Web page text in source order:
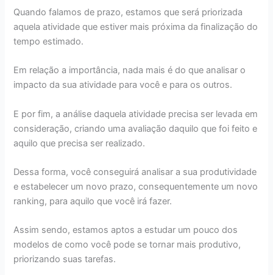
Quando falamos de prazo, estamos que será priorizada
aquela atividade que estiver mais próxima da finalização do
tempo estimado.
Em relação a importância, nada mais é do que analisar o
impacto da sua atividade para você e para os outros.
E por fim, a análise daquela atividade precisa ser levada em
consideração, criando uma avaliação daquilo que foi feito e
aquilo que precisa ser realizado.
Dessa forma, você conseguirá analisar a sua produtividade
e estabelecer um novo prazo, consequentemente um novo
ranking, para aquilo que você irá fazer.
Assim sendo, estamos aptos a estudar um pouco dos
modelos de como você pode se tornar mais produtivo,
priorizando suas tarefas.